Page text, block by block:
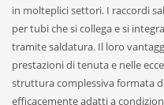
in molteplici settori. I raccordi
per tubi che si collega e si
tramite saldatura. Il loro
prestazioni di tenuta e nelle
struttura complessiva formata
efficacemente adatti a